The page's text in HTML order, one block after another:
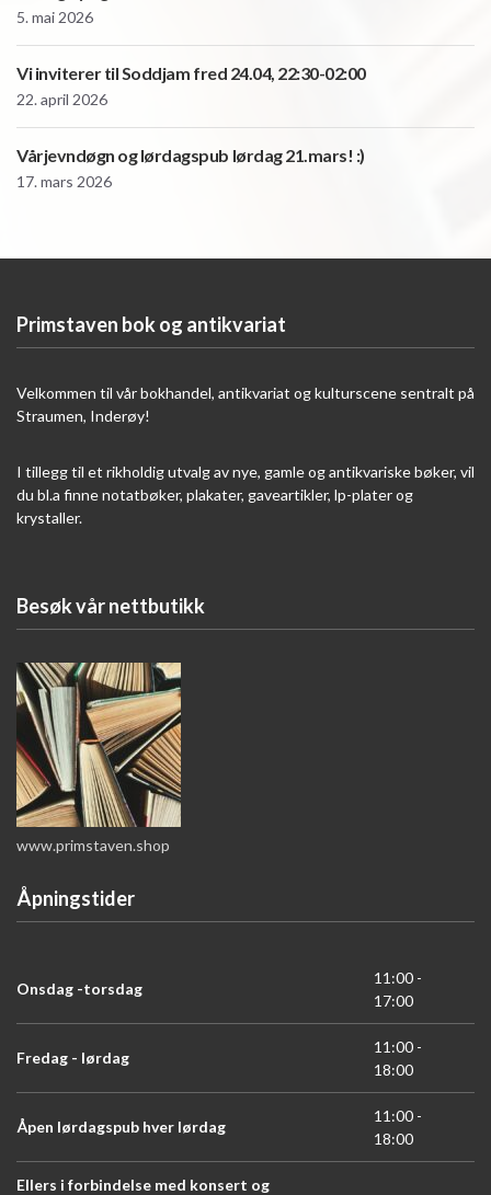
5. mai 2026
Vi inviterer til Soddjam fred 24.04, 22:30-02:00
22. april 2026
Vårjevndøgn og lørdagspub lørdag 21.mars! :)
17. mars 2026
Primstaven bok og antikvariat
Velkommen til vår bokhandel, antikvariat og kulturscene sentralt på
Straumen, Inderøy!
I tillegg til et rikholdig utvalg av nye, gamle og antikvariske bøker, vil
du bl.a finne notatbøker, plakater, gaveartikler, lp-plater og
krystaller.
Besøk vår nettbutikk
www.primstaven.shop
Åpningstider
Onsdag -torsdag
11:00 -
17:00
Fredag - lørdag
11:00 -
18:00
Åpen lørdagspub hver lørdag
11:00 -
18:00
Ellers i forbindelse med konsert og